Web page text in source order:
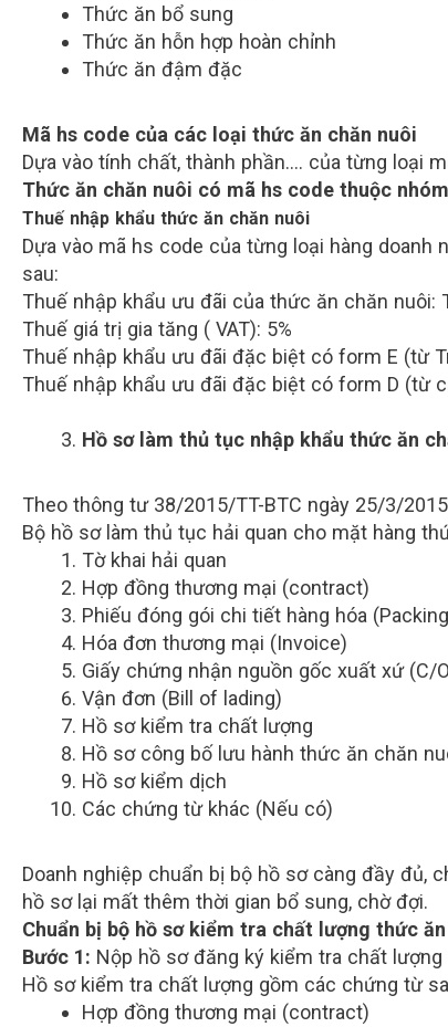
Thức ăn bổ sung
Thức ăn hỗn hợp hoàn chỉnh
Thức ăn đậm đặc
Mã hs code của các loại thức ăn chăn nuôi
Dựa vào tính chất, thành phần…. của từng loại
Thức ăn chăn nuôi có mã hs code thuộc nhóm
Thuế nhập khẩu thức ăn chăn nuôi
Dựa vào mã hs code của từng loại hàng
sau:
Thuế nhập khẩu ưu đãi của thức ăn chăn nuôi:
Thuế giá trị gia tăng ( VAT): 5%
Thuế nhập khẩu ưu đãi đặc biệt có form E (từ
Thuế nhập khẩu ưu đãi đặc biệt có form D (từ
Hồ sơ làm thủ tục nhập khẩu thức ăn
Theo thông tư 38/2015/TT-BTC ngày 25/3/
Bộ hồ sơ làm thủ tục hải quan cho mặt hàng
Tờ khai hải quan
Hợp đồng thương mại (contract)
Phiếu đóng gói chi tiết hàng hóa
Hóa đơn thương mại (Invoice)
Giấy chứng nhận nguồn gốc xuất xứ (C/
Vận đơn (Bill of lading)
Hồ sơ kiểm tra chất lượng
Hồ sơ công bố lưu hành thức ăn chăn
Hồ sơ kiểm dịch
Các chứng từ khác (Nếu có)
Doanh nghiệp chuẩn bị bộ hồ sơ càng đầy
hồ sơ lại mất thêm thời gian bổ sung, chờ đợi.
Chuẩn bị bộ hồ sơ kiểm tra chất lượng thức
Bước 1: Nộp hồ sơ đăng ký kiểm tra chất
Hồ sơ kiểm tra chất lượng gồm các chứng từ
Hợp đồng thương mại (contract)